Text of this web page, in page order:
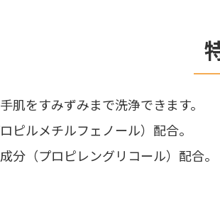
肌をすみずみまで洗浄できます。
ピルメチルフェノール）配合。
分（プロピレングリコール）配合。